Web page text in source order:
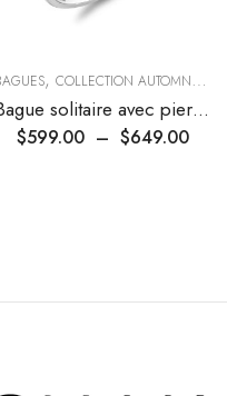
, COLLECTION AUTOMNE ,
Bague solitaire avec pierre précieuse et diamants
$599.00 – $649.00